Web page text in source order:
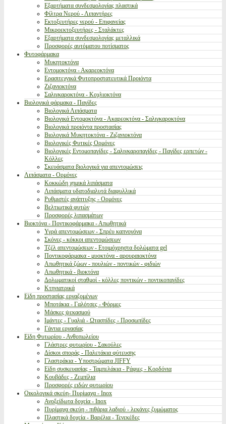
Εξαρτήματα συνδεσμολογίας πλαστικά
Φίλτρα Νερού - Λιπαντήρες
Εκτοξευτήρες νερού - Επιφανείας
Μικροεκτοξευτήρες - Σταλάκτες
Εξαρτήματα συνδεσμολογίας μεταλλικά
Προσφορές αυτόματου ποτίσματος
Φυτοφάρμακα
Μυκητοκτόνα
Εντομοκτόνα - Ακαρεοκτόνα
Ερασιτεχνικά Φυτοπροστατευτικά Προιόντα
Ζιζανιοκτόνα
Σαλιγκαροκτόνα - Κοχλιοκτόνα
Βιολογικά φάρμακα - Παγίδες
Βιολογικά Λιπάσματα
Βιολογικά Εντομοκτόνα - Ακαρεοκτόνα - Σαλιγκαροκτόνα
Βιολογικά προιόντα προστασίας
Βιολογικά Μυκητοκτόνα - Ζιζανιοκτόνα
Βιολογικές Φυτικές Ορμόνες
Βιολογικές Εντομοπαγίδες - Σαλιγκαροπαγίδες - Παγίδες ερπετών -
Κόλλες
Σκευάσματα βιολογικά για απεντομώσεις
Λιπάσματα - Ορμόνες
Κοκκώδη χημικά λιπάσματα
Λιπάσματα υδατοδιαλυτά διαφυλλικά
Ρυθμιστές ανάπτυξης - Ορμόνες
Βελτιωτικά φυτών
Προσφορές λιπασμάτων
Βιοκτόνα - Ποντικοφάρμακα - Απωθητικά
Υγρά απεντομώσεων - Σπρέυ καπνογόνα
Σκόνες - κόκκοι απεντομώσεων
Τζέλ απεντομώσεων - Ετοιμόχρηστα δολώματα gel
Ποντικοφάρμακα - μυοκτόνα - αρουραιοκτόνα
Απωθητικά ζώων - πουλιών - ποντικών - φιδιών
Απωθητικά - βιοκτόνα
Δολωματικοί σταθμοί - κόλλες ποντικών - ποντικοπαγίδες
Κτηνιατρικά
Είδη προστασίας εργαζομένων
Μποτάκια - Γαλότσες - Φόρμες
Μάσκες ψεκασμού
Ιμάντες - Γυαλιά - Ωτασπίδες - Προσωπίδες
Γάντια εργασίας
Είδη Φυτωρίου - Ανθοπωλείου
Γλάστρες φυτωρίου - Σακούλες
Δίσκοι σποράς - Παλετάκια φύτευσης
Γλαστράκια - Υποστρώματα JIFFY
Είδη συσκευασίας - Ταμπελάκια - Ράφιες - Κορδόνια
Κουβάδες - Ζεμπίλια
Προσφορές ειδών φυτωρίου
Οικολογικά σκεύη- Πυρίμαχα - Inox
Ανοξείδωτα δοχεία - Inox
Πυρίμαχα σκεύη - πιθάρια λαδιού - λεκάνες ζυμώματος
Πλαστικά δοχεία - Βαρέλια - Τενεκέδες